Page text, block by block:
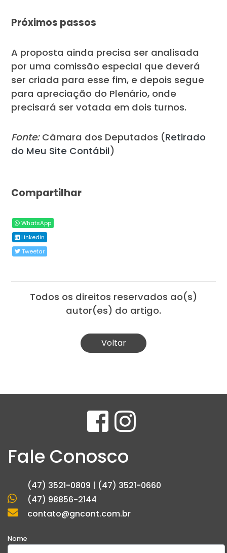
Próximos passos
A proposta ainda precisa ser analisada
por uma comissão especial que deverá
ser criada para esse fim, e depois segue
para apreciação do Plenário, onde
precisará ser votada em dois turnos.
Fonte:Câmara dos Deputados (Retirado
do Meu Site Contábil)
Compartilhar
WhatsApp
Linkedin
Tweetar
Todos os direitos reservados ao(s)
autor(es) do artigo.
Voltar
Fale Conosco
(47) 3521-0809 | (47) 3521-0660
(47) 98856-2144
contato@gncont.com.br
Nome